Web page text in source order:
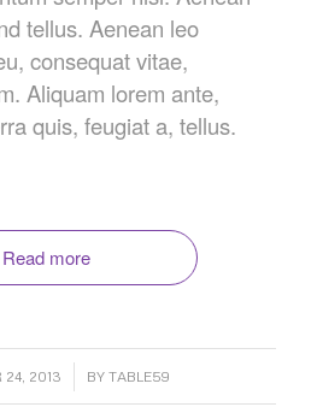
tellus. Aenean leo
consequat vitae,
Aliquam lorem ante,
quis, feugiat a, tellus.
Read more
24, 2013 BYTABLE59